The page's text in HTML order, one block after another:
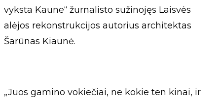
vyksta Kaune“ žurnalisto sužinojęs Laisvės
alėjos rekonstrukcijos autorius architektas
Šarūnas Kiaunė.
„Juos gamino vokiečiai, ne kokie ten kinai, ir